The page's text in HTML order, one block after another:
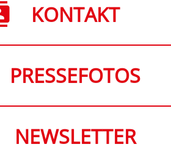
KONTAKT
PRESSEFOTOS
NEWSLETTER